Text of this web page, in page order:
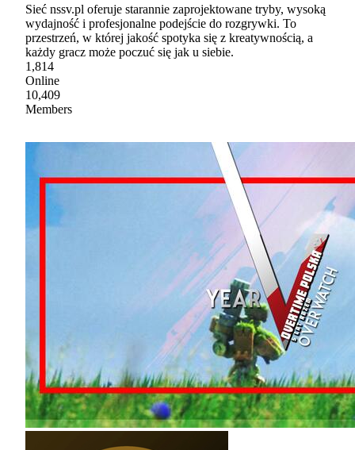
Sieć nssv.pl oferuje starannie zaprojektowane tryby, wysoką
wydajność i profesjonalne podejście do rozgrywki. To
przestrzeń, w której jakość spotyka się z kreatywnością, a
każdy gracz może poczuć się jak u siebie.
1,814
Online
10,409
Members